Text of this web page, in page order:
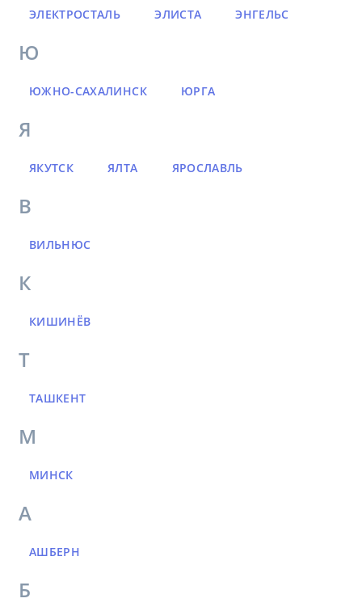
ЭЛЕКТРОСТАЛЬ ЭЛИСТА ЭНГЕЛЬС
Ю
ЮЖНО-САХАЛИНСК ЮРГА
Я
ЯКУТСК ЯЛТА ЯРОСЛАВЛЬ
В
ВИЛЬНЮС
К
КИШИНЁВ
Т
ТАШКЕНТ
М
МИНСК
А
АШБЕРН
Б